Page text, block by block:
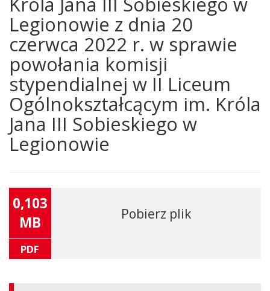
Legionowie z dnia 20
czerwca 2022 r. w sprawie
powołania komisji
stypendialnej w II Liceum
Ogólnokształcącym im. Króla
Jana III Sobieskiego w
Legionowie
0,103
MB
PDF
Pobierz plik